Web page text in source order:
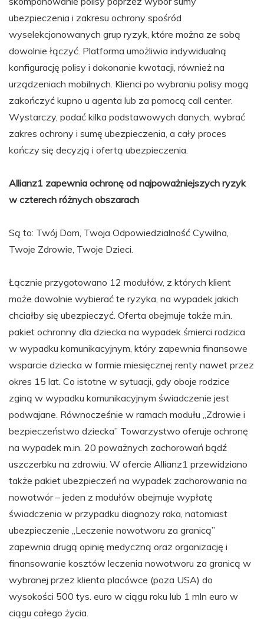
ubezpieczenia i zakresu ochrony spośród
wyselekcjonowanych grup ryzyk, które można ze sobą
dowolnie łączyć. Platforma umożliwia indywidualną
konfigurację polisy i dokonanie kwotacji, również na
urządzeniach mobilnych. Klienci po wybraniu polisy mogą
zakończyć kupno u agenta lub za pomocą call center.
Wystarczy, podać kilka podstawowych danych, wybrać
zakres ochrony i sumę ubezpieczenia, a cały proces
kończy się decyzją i ofertą ubezpieczenia.
Allianz1 zapewnia ochronę od najpoważniejszych ryzyk
w czterech różnych obszarach
Są to: Twój Dom, Twoja Odpowiedzialność Cywilna,
Twoje Zdrowie, Twoje Dzieci.
Łącznie przygotowano 12 modułów, z których klient
może dowolnie wybierać te ryzyka, na wypadek jakich
chciałby się ubezpieczyć. Oferta obejmuje także m.in.
pakiet ochronny dla dziecka na wypadek śmierci rodzica
w wypadku komunikacyjnym, który zapewnia finansowe
wsparcie dziecka w formie miesięcznej renty nawet przez
okres 15 lat. Co istotne w sytuacji, gdy oboje rodzice
zginą w wypadku komunikacyjnym świadczenie jest
podwajane. Równocześnie w ramach modułu „Zdrowie i
bezpieczeństwo dziecka” Towarzystwo oferuje ochronę
na wypadek m.in. 20 poważnych zachorowań bądź
uszczerbku na zdrowiu. W ofercie Allianz1 przewidziano
także pakiet ubezpieczeń na wypadek zachorowania na
nowotwór – jeden z modułów obejmuje wypłatę
świadczenia w przypadku diagnozy raka, natomiast
ubezpieczenie „Leczenie nowotworu za granicą”
zapewnia drugą opinię medyczną oraz organizację i
finansowanie kosztów leczenia nowotworu za granicą w
wybranej przez klienta placówce (poza USA) do
wysokości 500 tys. euro w ciągu roku lub 1 mln euro w
ciągu całego życia.